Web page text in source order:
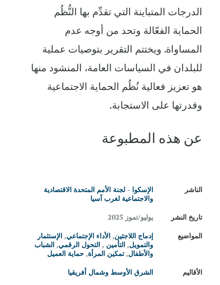
الدرجات المتباينة التي تقدِّم بها النُّظُم
الحماية الفعّالة وتحد من أوجه عدم
المساواة. ويختتم التقرير بتوصيات عملية
للبلدان في السياسات العامة، المنشود منها
هو تعزيز فعالية نُظُم الحماية الاجتماعية
وقدرتها على الاستجابة.
عن هذه المطبوعة
الناشر
الإسكوا - لجنة الأمم المتحدة الاقتصادية
والاجتماعية لغرب آسيا
تاريخ النشر
يوليو/تموز 2025
المواضيع
إدماج اللاجئين,الأداء الإجتماعي,الإستثمار
والتمويل,التأمين,التحول الرقمي,الشباب
والأطفال,تمكين المرأة ,حماية العميل
الأقاليم
الشرق الأوسط وشمال أفريقيا